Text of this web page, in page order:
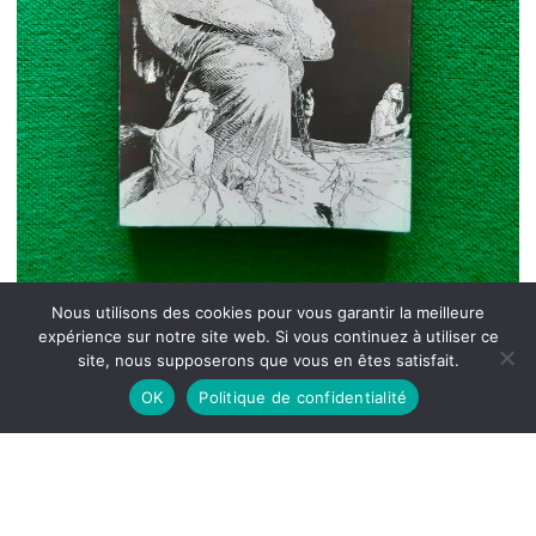
Nous utilisons des cookies pour vous garantir la meilleure
expérience sur notre site web. Si vous continuez à utiliser ce
site, nous supposerons que vous en êtes satisfait.
OK
Politique de confidentialité